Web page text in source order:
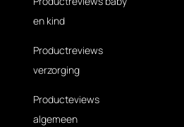
en kind
Productreviews
verzorging
Producteviews
algemeen